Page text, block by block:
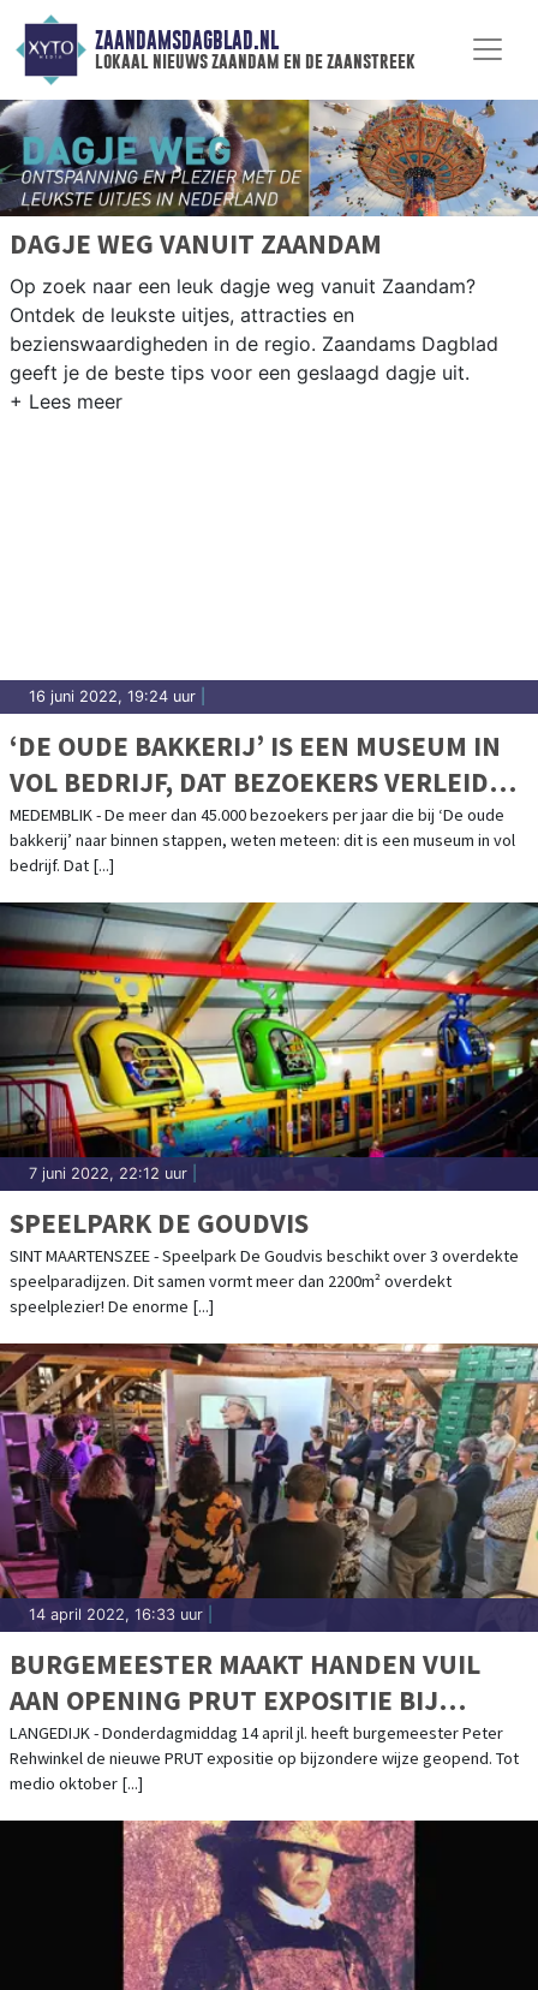
ZAANDAMSDAGBLAD.NL
lokaal nieuws zaandam en de zaanstreek
DAGJE WEG VANUIT ZAANDAM
Op zoek naar een leuk dagje weg vanuit Zaandam?
Ontdek de leukste uitjes, attracties en
bezienswaardigheden in de regio. Zaandams Dagblad
geeft je de beste tips voor een geslaagd dagje uit.
16 juni 2022, 19:24 uur
‘DE OUDE BAKKERIJ’ IS EEN MUSEUM IN
VOL BEDRIJF, DAT BEZOEKERS VERLEIDT
VIA ALLE ZINTUIGEN
MEDEMBLIK - De meer dan 45.000 bezoekers per jaar die bij ‘De oude
bakkerij’ naar binnen stappen, weten meteen: dit is een museum in vol
bedrijf. Dat [...]
7 juni 2022, 22:12 uur
SPEELPARK DE GOUDVIS
SINT MAARTENSZEE - Speelpark De Goudvis beschikt over 3 overdekte
speelparadijzen. Dit samen vormt meer dan 2200m² overdekt
speelplezier! De enorme [...]
14 april 2022, 16:33 uur
BURGEMEESTER MAAKT HANDEN VUIL
AAN OPENING PRUT EXPOSITIE BIJ
MUSEUM BROEKERVEILING
LANGEDIJK - Donderdagmiddag 14 april jl. heeft burgemeester Peter
Rehwinkel de nieuwe PRUT expositie op bijzondere wijze geopend. Tot
medio oktober [...]